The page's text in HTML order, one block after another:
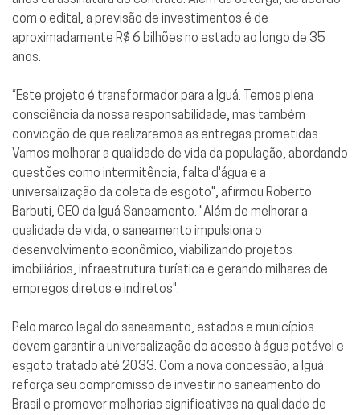
com o edital, a previsão de investimentos é de
aproximadamente R$ 6 bilhões no estado ao longo de 35
anos.
“Este projeto é transformador para a Iguá. Temos plena
consciência da nossa responsabilidade, mas também
convicção de que realizaremos as entregas prometidas.
Vamos melhorar a qualidade de vida da população, abordando
questões como intermitência, falta d'água e a
universalização da coleta de esgoto", afirmou Roberto
Barbuti, CEO da Iguá Saneamento. "Além de melhorar a
qualidade de vida, o saneamento impulsiona o
desenvolvimento econômico, viabilizando projetos
imobiliários, infraestrutura turística e gerando milhares de
empregos diretos e indiretos".
Pelo marco legal do saneamento, estados e municípios
devem garantir a universalização do acesso à água potável e
esgoto tratado até 2033. Com a nova concessão, a Iguá
reforça seu compromisso de investir no saneamento do
Brasil e promover melhorias significativas na qualidade de